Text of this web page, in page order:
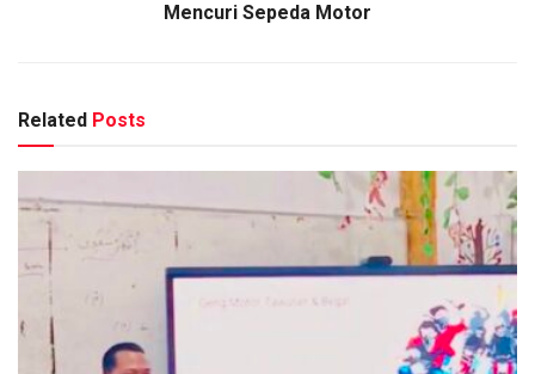
Mencuri Sepeda Motor
Related Posts